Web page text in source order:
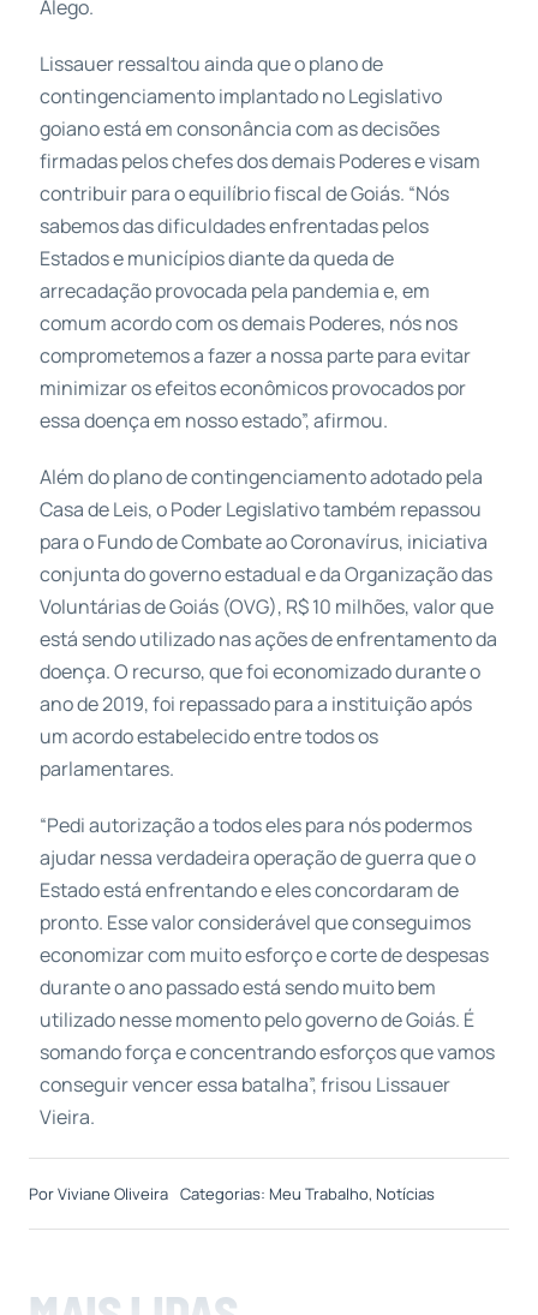
Alego.
Lissauer ressaltou ainda que o plano de
contingenciamento implantado no Legislativo
goiano está em consonância com as decisões
firmadas pelos chefes dos demais Poderes e visam
contribuir para o equilíbrio fiscal de Goiás. “Nós
sabemos das dificuldades enfrentadas pelos
Estados e municípios diante da queda de
arrecadação provocada pela pandemia e, em
comum acordo com os demais Poderes, nós nos
comprometemos a fazer a nossa parte para evitar
minimizar os efeitos econômicos provocados por
essa doença em nosso estado”, afirmou.
Além do plano de contingenciamento adotado pela
Casa de Leis, o Poder Legislativo também repassou
para o Fundo de Combate ao Coronavírus, iniciativa
conjunta do governo estadual e da Organização das
Voluntárias de Goiás (OVG), R$ 10 milhões, valor que
está sendo utilizado nas ações de enfrentamento da
doença. O recurso, que foi economizado durante o
ano de 2019, foi repassado para a instituição após
um acordo estabelecido entre todos os
parlamentares.
“Pedi autorização a todos eles para nós podermos
ajudar nessa verdadeira operação de guerra que o
Estado está enfrentando e eles concordaram de
pronto. Esse valor considerável que conseguimos
economizar com muito esforço e corte de despesas
durante o ano passado está sendo muito bem
utilizado nesse momento pelo governo de Goiás. É
somando força e concentrando esforços que vamos
conseguir vencer essa batalha”, frisou Lissauer
Vieira.
PorViviane Oliveira Categorias: Meu Trabalho, Notícias